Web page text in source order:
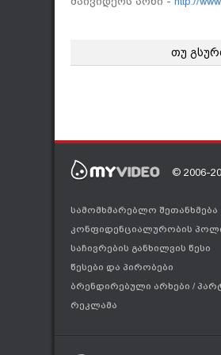
თუ
© 2006-
სამომხმარებლო შეთანხმება
კონფიდენციალურობის
საჩივრების განხილვის წესი
წესები და პირობები
ბრენდირებული არხები /
რეკლამა